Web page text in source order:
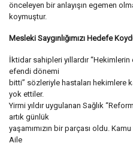
önceleyen bir anlayışın egemen
koymuştur.
Mesleki Saygınlığımızı Hedefe
İktidar sahipleri yıllardır
efendi dönemi
bitti” sözleriyle hastaları hekimlere
yok ettiler.
Yirmi yıldır uygulanan Sağlık
artık günlük
yaşamımızın bir parçası oldu.
Aile